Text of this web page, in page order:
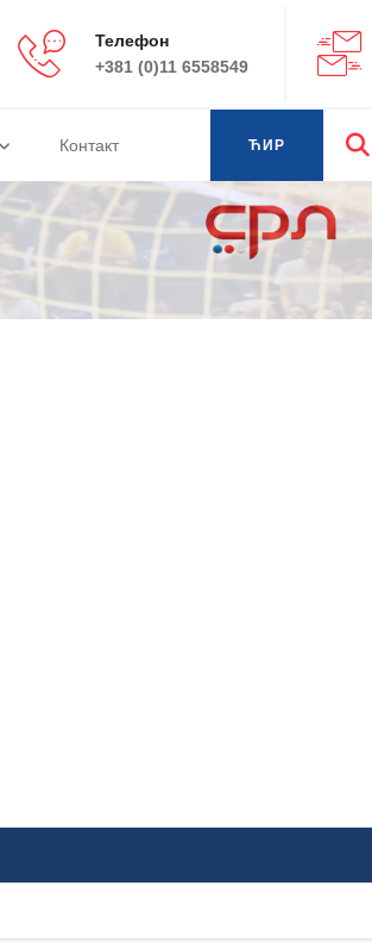
Телефон
+381 (0)11 6558549
Контакт
ЋИР